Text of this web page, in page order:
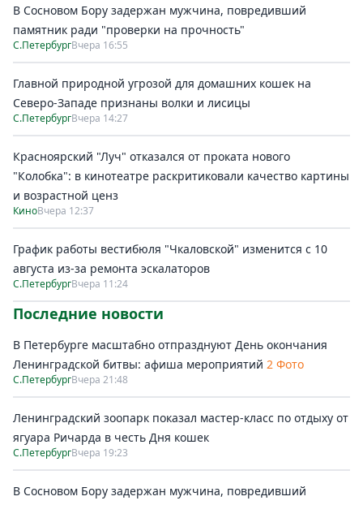
В Сосновом Бору задержан мужчина, повредивший
памятник ради "проверки на прочность"
С.ПетербургВчера 16:55
Главной природной угрозой для домашних кошек на
Северо-Западе признаны волки и лисицы
С.ПетербургВчера 14:27
Красноярский "Луч" отказался от проката нового
"Колобка": в кинотеатре раскритиковали качество картины
и возрастной ценз
КиноВчера 12:37
График работы вестибюля "Чкаловской" изменится с 10
августа из-за ремонта эскалаторов
С.ПетербургВчера 11:24
Последние новости
В Петербурге масштабно отпразднуют День окончания
Ленинградской битвы: афиша мероприятий 2 Фото
С.ПетербургВчера 21:48
Ленинградский зоопарк показал мастер-класс по отдыху от
ягуара Ричарда в честь Дня кошек
С.ПетербургВчера 19:23
В Сосновом Бору задержан мужчина, повредивший